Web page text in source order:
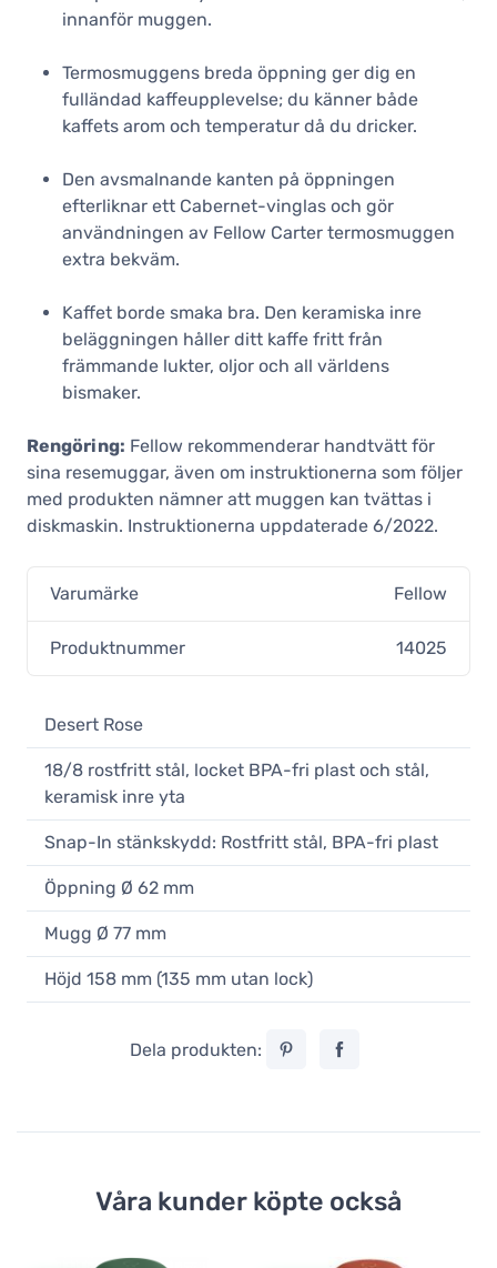
41,90 €
Fellow Carter Move Mug 355 ml,
Sienna
41,90 €
Fellow Carter Move Mug 355 ml,
Really Red
41,90 €
I lager
Fellow Carter Move Mug 355 ml,
Stone Blue
41,90 €
I lager
41,90 €
I lager
Fellow Carter Move Mug 355 ml,
innanför muggen.
Termosmuggens breda öppning ger dig en
fulländad kaffeupplevelse; du känner både
kaffets arom och temperatur då du dricker.
Den avsmalnande kanten på öppningen
efterliknar ett Cabernet-vinglas och gör
användningen av Fellow Carter termosmuggen
extra bekväm.
Kaffet borde smaka bra. Den keramiska inre
beläggningen håller ditt kaffe fritt från
främmande lukter, oljor och all världens
bismaker.
Rengöring: Fellow rekommenderar handtvätt för
sina resemuggar, även om instruktionerna som följer
med produkten nämner att muggen kan tvättas i
diskmaskin. Instruktionerna uppdaterade 6/2022.
Varumärke Fellow
Produktnummer 14025
Desert Rose
18/8 rostfritt stål, locket BPA-fri plast och stål,
keramisk inre yta
Snap-In stänkskydd: Rostfritt stål, BPA-fri plast
Öppning Ø 62 mm
Mugg Ø 77 mm
Höjd 158 mm (135 mm utan lock)
Dela produkten:
Våra kunder köpte också